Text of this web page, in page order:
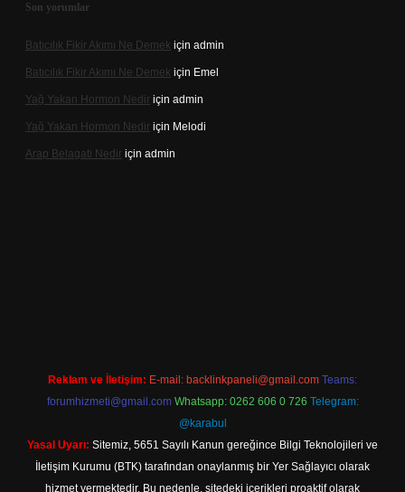
Son yorumlar
Batıcılık Fikir Akımı Ne Demek için admin
Batıcılık Fikir Akımı Ne Demek için Emel
Yağ Yakan Hormon Nedir için admin
Yağ Yakan Hormon Nedir için Melodi
Arap Belagati Nedir için admin
Reklam ve İletişim: E-mail: backlinkpaneli@gmail.com Teams:
forumhizmeti@gmail.com Whatsapp: 0262 606 0 726 Telegram:
@karabul
Yasal Uyarı: Sitemiz, 5651 Sayılı Kanun gereğince Bilgi Teknolojileri ve
İletişim Kurumu (BTK) tarafından onaylanmış bir Yer Sağlayıcı olarak
hizmet vermektedir. Bu nedenle, sitedeki içerikleri proaktif olarak